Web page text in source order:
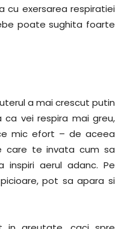
cu exersarea respiratiei
poate sughita foarte
a mai crescut putin
vei respira mai greu,
mic efort – de aceea
care te invata cum sa
inspiri aerul adanc. Pe
pot sa apara si